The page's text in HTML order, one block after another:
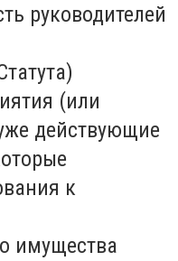
руководителей
(или
действующие
к
имущества